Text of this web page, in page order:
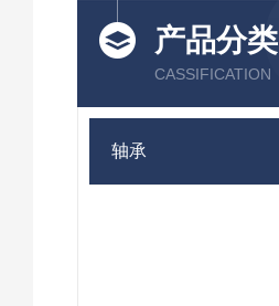
产品分类
CASSIFICATION
轴承